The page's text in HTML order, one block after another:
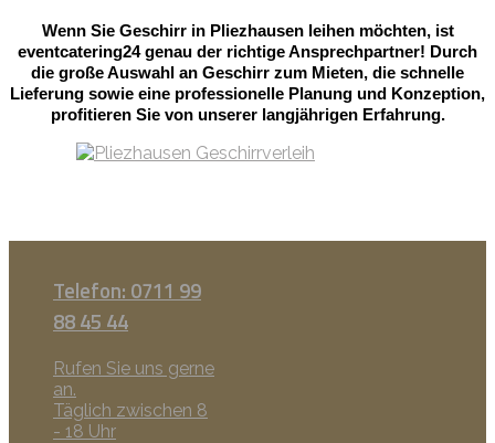
Wenn Sie Geschirr in Pliezhausen leihen möchten, ist
eventcatering24 genau der richtige Ansprechpartner! Durch
die große Auswahl an Geschirr zum Mieten, die schnelle
Lieferung sowie eine professionelle Planung und Konzeption,
profitieren Sie von unserer langjährigen Erfahrung.
Telefon: 0711 99
88 45 44
Rufen Sie uns gerne
an.
Täglich zwischen 8
- 18 Uhr